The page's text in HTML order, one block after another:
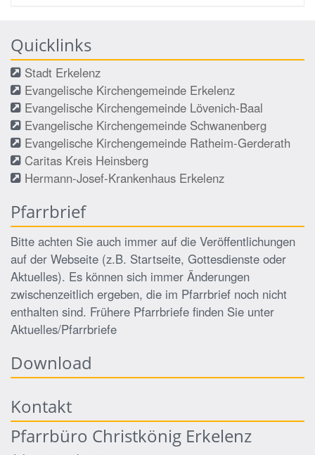
Quicklinks
Stadt Erkelenz
Evangelische Kirchengemeinde Erkelenz
Evangelische Kirchengemeinde Lövenich-Baal
Evangelische Kirchengemeinde Schwanenberg
Evangelische Kirchengemeinde Ratheim-Gerderath
Caritas Kreis Heinsberg
Hermann-Josef-Krankenhaus Erkelenz
Pfarrbrief
Bitte achten Sie auch immer auf die Veröffentlichungen
auf der Webseite (z.B. Startseite, Gottesdienste oder
Aktuelles). Es können sich immer Änderungen
zwischenzeitlich ergeben, die im Pfarrbrief noch nicht
enthalten sind. Frühere Pfarrbriefe finden Sie unter
Aktuelles/Pfarrbriefe
Download
Kontakt
Pfarrbüro Christkönig Erkelenz